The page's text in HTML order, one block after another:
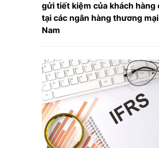
gửi tiết kiệm của khách hàng
tại các ngân hàng thương
Nam